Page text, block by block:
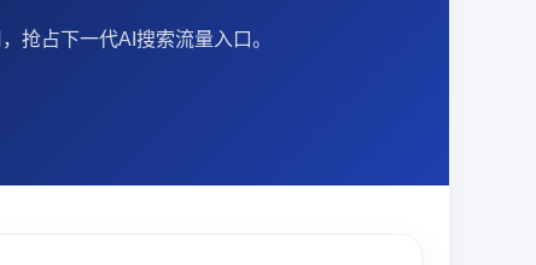
抢占下一代AI搜索流量入口。